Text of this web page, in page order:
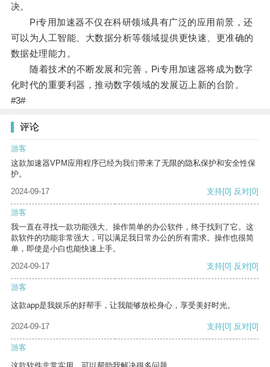
决。
Pi专用加速器不仅在科研领域具有广泛的应用前景，还
可以为人工智能、大数据分析等领域提供更快速、更准确的
数据处理能力。
随着技术的不断发展和完善，Pi专用加速器将成为数字
化时代的重要利器，推动数字领域的发展迈上新的台阶。
#3#
评论
游客
这款加速器VPM应用程序已经为我们带来了无限的隐私保护和安全性保
护。
2024-09-17
支持[0] 反对[0]
游客
我一直在寻找一款功能强大、操作简单的办公软件，终于找到了它。这
款软件的功能非常强大，可以满足我日常办公的所有需求。操作也很简
单，即使是小白也能快速上手。
2024-09-17
支持[0] 反对[0]
游客
这款app是我娱乐的好帮手，让我能够放松身心，享受美好时光。
2024-09-17 支持[0] 反对[0]
游客